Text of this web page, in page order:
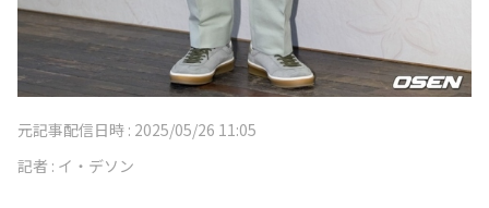
元記事配信日時 : 2025/05/26 11:05
記者 : イ・デソン